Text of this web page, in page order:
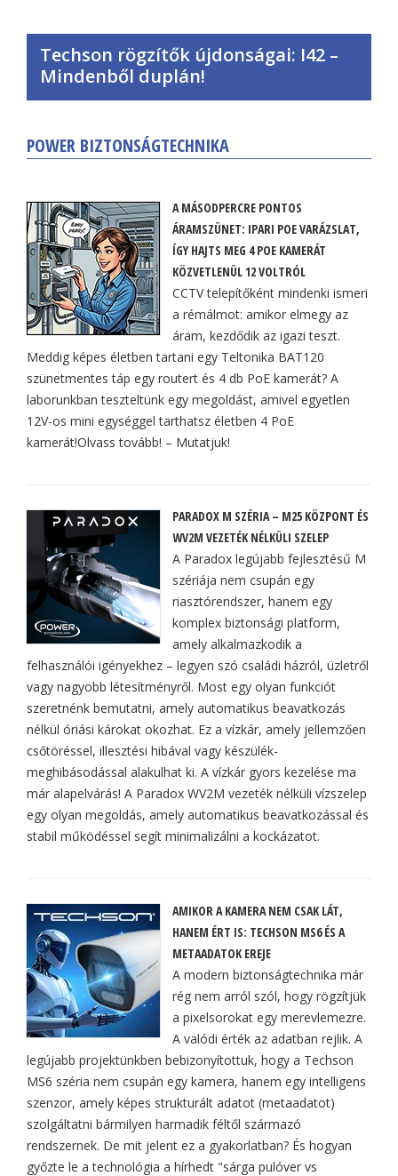
Techson rögzítők újdonságai: I42 –
Mindenből duplán!
POWER BIZTONSÁGTECHNIKA
A MÁSODPERCRE PONTOS
ÁRAMSZÜNET: IPARI POE VARÁZSLAT,
ÍGY HAJTS MEG 4 POE KAMERÁT
KÖZVETLENÜL 12 VOLTRÓL
CCTV telepítőként mindenki ismeri
a rémálmot: amikor elmegy az
áram, kezdődik az igazi teszt.
Meddig képes életben tartani egy Teltonika BAT120
szünetmentes táp egy routert és 4 db PoE kamerát? A
laborunkban teszteltünk egy megoldást, amivel egyetlen
12V-os mini egységgel tarthatsz életben 4 PoE
kamerát!Olvass tovább! – Mutatjuk!
PARADOX M SZÉRIA – M25 KÖZPONT ÉS
WV2M VEZETÉK NÉLKÜLI SZELEP
A Paradox legújabb fejlesztésű M
szériája nem csupán egy
riasztórendszer, hanem egy
komplex biztonsági platform,
amely alkalmazkodik a
felhasználói igényekhez – legyen szó családi házról, üzletről
vagy nagyobb létesítményről. Most egy olyan funkciót
szeretnénk bemutatni, amely automatikus beavatkozás
nélkül óriási károkat okozhat. Ez a vízkár, amely jellemzően
csőtöréssel, illesztési hibával vagy készülék-
meghibásodással alakulhat ki. A vízkár gyors kezelése ma
már alapelvárás! A Paradox WV2M vezeték nélküli vízszelep
egy olyan megoldás, amely automatikus beavatkozással és
stabil működéssel segít minimalizálni a kockázatot.
AMIKOR A KAMERA NEM CSAK LÁT,
HANEM ÉRT IS: TECHSON MS6 ÉS A
METAADATOK EREJE
A modern biztonságtechnika már
rég nem arról szól, hogy rögzítjük
a pixelsorokat egy merevlemezre.
A valódi érték az adatban rejlik. A
legújabb projektünkben bebizonyítottuk, hogy a Techson
MS6 széria nem csupán egy kamera, hanem egy intelligens
szenzor, amely képes strukturált adatot (metaadatot)
szolgáltatni bármilyen harmadik féltől származó
rendszernek. De mit jelent ez a gyakorlatban? És hogyan
győzte le a technológia a hírhedt "sárga pulóver vs